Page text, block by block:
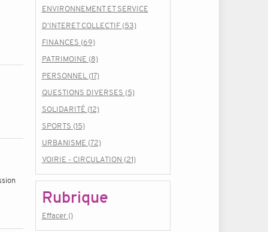
ENVIRONNEMENT ET SERVICE
D'INTERET COLLECTIF (53)
FINANCES (69)
PATRIMOINE (8)
PERSONNEL (17)
QUESTIONS DIVERSES (5)
SOLIDARITÉ (12)
SPORTS (15)
URBANISME (72)
VOIRIE - CIRCULATION (21)
Rubrique
Effacer ()